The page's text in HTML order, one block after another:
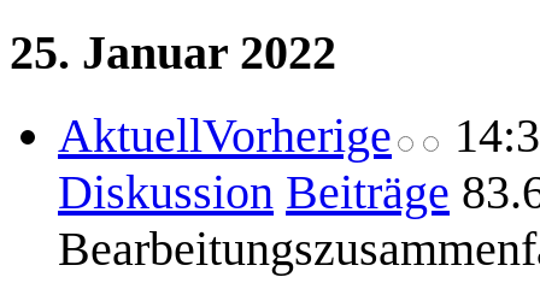
25. Januar 2022
AktuellVorherige
Diskussion Beiträge